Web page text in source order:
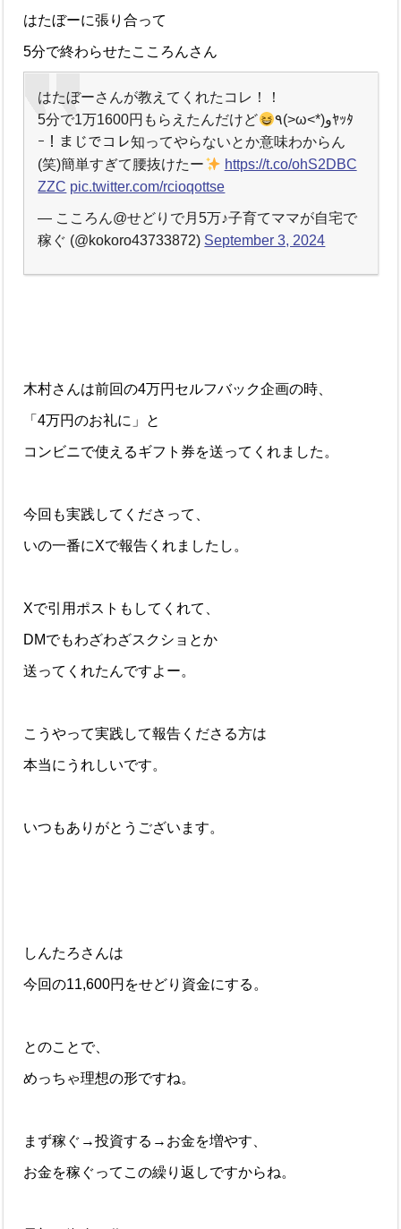
はたぼーに張り合って
5分で終わらせたこころんさん
はたぼーさんが教えてくれたコレ！！
5分で1万1600円もらえたんだけど
٩(>ω<*)وﾔｯﾀ
ｰ！まじでコレ知ってやらないとか意味わからん
(笑)簡単すぎて腰抜けたー
https://t.co/ohS2DBC
ZZC pic.twitter.com/rcioqottse
— こころん@せどりで月5万♪子育てママが自宅で
稼ぐ (@kokoro43733872) September 3, 2024
木村さんは前回の4万円セルフバック企画の時、
「4万円のお礼に」と
コンビニで使えるギフト券を送ってくれました。
今回も実践してくださって、
いの一番にXで報告くれましたし。
Xで引用ポストもしてくれて、
DMでもわざわざスクショとか
送ってくれたんですよー。
こうやって実践して報告くださる方は
本当にうれしいです。
いつもありがとうございます。
しんたろさんは
今回の11,600円をせどり資金にする。
とのことで、
めっちゃ理想の形ですね。
まず稼ぐ→投資する→お金を増やす、
お金を稼ぐってこの繰り返しですからね。